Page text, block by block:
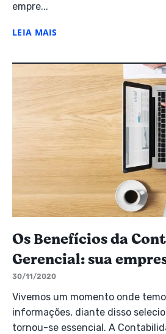
empre...
LEIA MAIS
Os Benefícios da
Gerencial: sua
30/11/2020
Vivemos um momento onde
informações, diante disso
tornou-se essencial. A